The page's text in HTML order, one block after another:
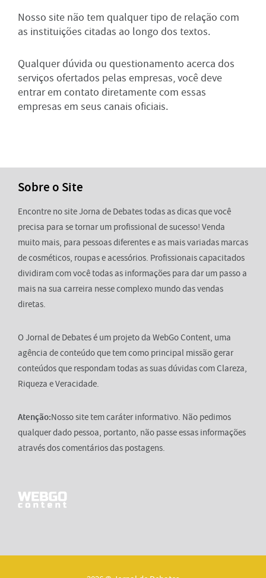
Nosso site não tem qualquer tipo de relação com
as instituições citadas ao longo dos textos.
Qualquer dúvida ou questionamento acerca dos
serviços ofertados pelas empresas, você deve
entrar em contato diretamente com essas
empresas em seus canais oficiais.
Sobre o Site
Encontre no site Jorna de Debates todas as dicas que você
precisa para se tornar um profissional de sucesso! Venda
muito mais, para pessoas diferentes e as mais variadas marcas
de cosméticos, roupas e acessórios. Profissionais capacitados
dividiram com você todas as informações para dar um passo a
mais na sua carreira nesse complexo mundo das vendas
diretas.
O Jornal de Debates é um projeto da WebGo Content, uma
agência de conteúdo que tem como principal missão gerar
conteúdos que respondam todas as suas dúvidas com Clareza,
Riqueza e Veracidade.
Atenção:Nosso site tem caráter informativo. Não pedimos
qualquer dado pessoa, portanto, não passe essas informações
através dos comentários das postagens.